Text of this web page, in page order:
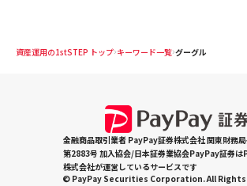
資産運用の1stSTEP トップ キーワード一覧 グーグル
金融商品取引業者 PayPay証券株式会社 関東財務局
第2883号 加入協会/日本証券業協会PayPay証券は
株式会社が運営しているサービスです
© PayPay Securities Corporation. All